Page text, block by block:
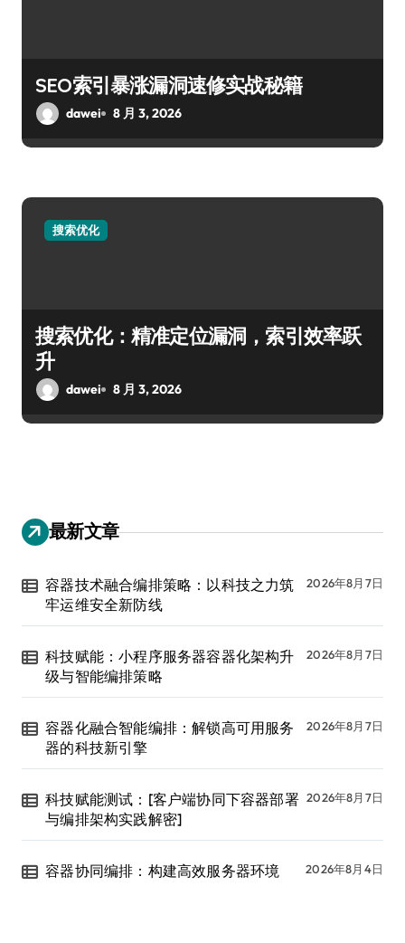
SEO索引暴涨漏洞速修实战秘籍
dawei 8 月 3, 2026
搜索优化
搜索优化：精准定位漏洞，索引效率跃
升
dawei 8 月 3, 2026
最新文章
容器技术融合编排策略：以科技之力筑
牢运维安全新防线
2026年8月7日
科技赋能：小程序服务器容器化架构升
级与智能编排策略
2026年8月7日
容器化融合智能编排：解锁高可用服务
器的科技新引擎
2026年8月7日
科技赋能测试：[客户端协同下容器部署
与编排架构实践解密]
2026年8月7日
容器协同编排：构建高效服务器环境 2026年8月4日